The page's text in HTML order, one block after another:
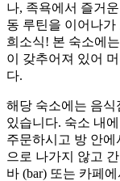
나, 족욕에서 즐거
동 루틴을 이어나
희소식! 본 숙소에
이 갖추어져 있어
다.
해당 숙소에는 음
있습니다. 숙소 내
주문하시고 방 안
으로 나가지 않고
바 (bar) 또는 카페